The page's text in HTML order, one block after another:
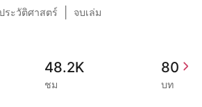
ระวัติศาสตร์ จบเล่ม
48.2K
ชม
80
บท